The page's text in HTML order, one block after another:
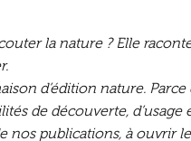
la nature ? Elle
d’édition nature.
de découverte, d’usage
publications, à ouvrir